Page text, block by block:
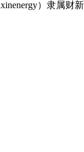
）隶属财新